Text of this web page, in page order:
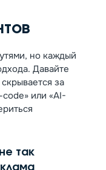
но каждый
Давайте
за
или «AI-
так